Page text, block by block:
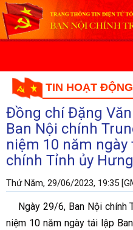
TIN HOẠT ĐỘNG
Đồng chí Đặng
Ban Nội chính
niệm 10 năm ngày
chính Tỉnh ủy
Thứ Năm, 29/06/2023, 19:35
Ngày 29/6, Ban Nội chính
niệm 10 năm ngày tái lập